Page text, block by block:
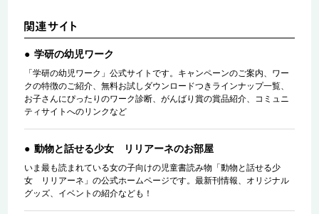
学研の幼児ワーク
「学研の幼児ワーク」公式サイトです。キャンペーンのご案内、ワー
クの特徴のご紹介、無料お試しダウンロードつきラインナップ一覧、
お子さんにぴったりのワーク診断、がんばり賞の賞品紹介、コミュニ
ティサイトへのリンクなど
動物と話せる少女 リリアーネのお部屋
いま最も読まれている女の子向けの児童書読み物「動物と話せる少
女 リリアーネ」の公式ホームページです。最新刊情報、オリジナル
グッズ、イベントの紹介なども！